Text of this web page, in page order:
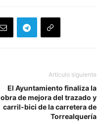
Artículo siguiente
El Ayuntamiento finaliza la
obra de mejora del trazado y
carril-bici de la carretera de
Torrealquería